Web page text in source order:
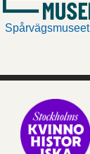
Spårvägsmuseet